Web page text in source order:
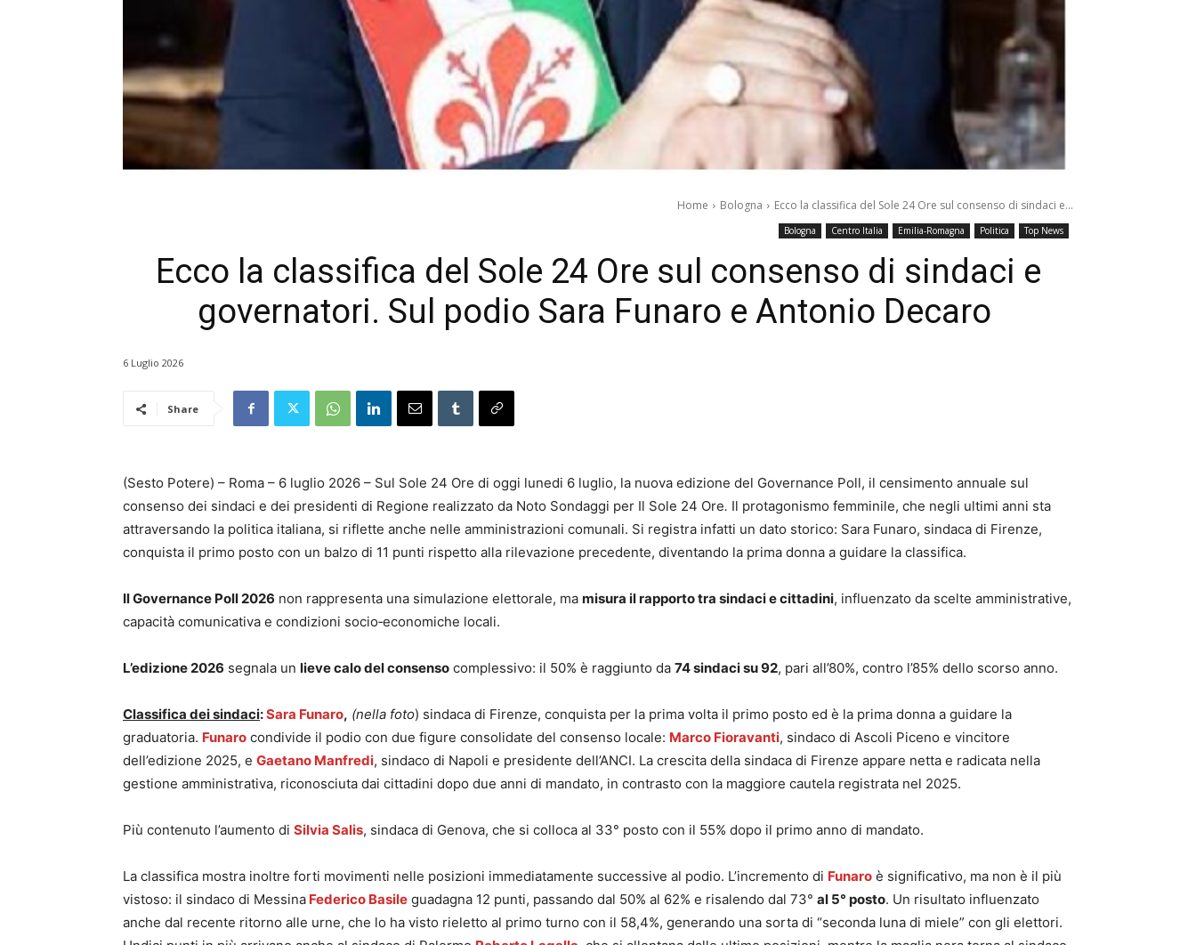
Home Bologna Ecco la classifica del Sole 24 Ore sul consenso di sindaci e...
Bologna Centro Italia Emilia-Romagna Politica Top News
Ecco la classifica del Sole 24 Ore sul consenso di sindaci e
governatori. Sul podio Sara Funaro e Antonio Decaro
6 Luglio 2026
Share
(Sesto Potere) – Roma – 6 luglio 2026 – Sul Sole 24 Ore di oggi lunedi 6 luglio, la nuova edizione del Governance Poll, il censimento annuale sul
consenso dei sindaci e dei presidenti di Regione realizzato da Noto Sondaggi per Il Sole 24 Ore. Il protagonismo femminile, che negli ultimi anni sta
attraversando la politica italiana, si riflette anche nelle amministrazioni comunali. Si registra infatti un dato storico: Sara Funaro, sindaca di Firenze,
conquista il primo posto con un balzo di 11 punti rispetto alla rilevazione precedente, diventando la prima donna a guidare la classifica.
Il Governance Poll 2026 non rappresenta una simulazione elettorale, ma misura il rapporto tra sindaci e cittadini, influenzato da scelte amministrative,
capacità comunicativa e condizioni socio‑economiche locali.
L’edizione 2026 segnala un lieve calo del consenso complessivo: il 50% è raggiunto da 74 sindaci su 92, pari all’80%, contro l’85% dello scorso anno.
Classifica dei sindaci:Sara Funaro, (nella foto) sindaca di Firenze, conquista per la prima volta il primo posto ed è la prima donna a guidare la
graduatoria. Funaro condivide il podio con due figure consolidate del consenso locale: Marco Fioravanti, sindaco di Ascoli Piceno e vincitore
dell’edizione 2025, e Gaetano Manfredi, sindaco di Napoli e presidente dell’ANCI. La crescita della sindaca di Firenze appare netta e radicata nella
gestione amministrativa, riconosciuta dai cittadini dopo due anni di mandato, in contrasto con la maggiore cautela registrata nel 2025.
Più contenuto l’aumento di Silvia Salis, sindaca di Genova, che si colloca al 33° posto con il 55% dopo il primo anno di mandato.
La classifica mostra inoltre forti movimenti nelle posizioni immediatamente successive al podio. L’incremento di Funaro è significativo, ma non è il più
vistoso: il sindaco di Messina Federico Basile guadagna 12 punti, passando dal 50% al 62% e risalendo dal 73° al 5° posto. Un risultato influenzato
anche dal recente ritorno alle urne, che lo ha visto rieletto al primo turno con il 58,4%, generando una sorta di “seconda luna di miele” con gli elettori.